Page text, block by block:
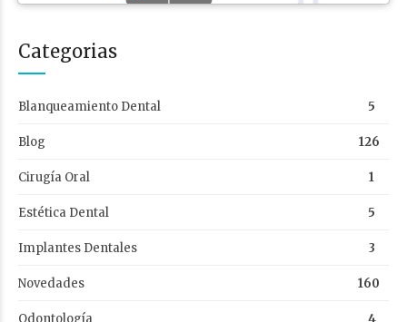
Categorias
Blanqueamiento Dental 5
Blog 126
Cirugía Oral 1
Estética Dental 5
Implantes Dentales 3
Novedades 160